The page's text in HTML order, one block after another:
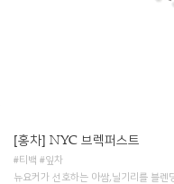
[홍차] NYC 브렉퍼스트
#티백 #잎차
뉴요커가 선호하는 아쌈,닐기리를 블